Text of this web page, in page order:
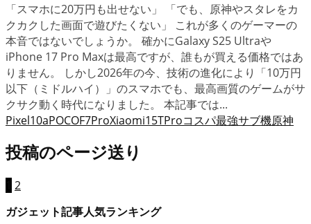
「スマホに20万円も出せない」 「でも、原神やスタレをカ
クカクした画面で遊びたくない」 これが多くのゲーマーの
本音ではないでしょうか。 確かにGalaxy S25 Ultraや
iPhone 17 Pro Maxは最高ですが、誰もが買える価格ではあ
りません。 しかし2026年の今、技術の進化により「10万円
以下（ミドルハイ）」のスマホでも、最高画質のゲームがサ
クサク動く時代になりました。 本記事では...
Pixel10aPOCOF7ProXiaomi15TProコスパ最強サブ機原神
投稿のページ送り
2
ガジェット記事人気ランキング